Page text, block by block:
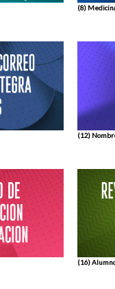
(8)
(12)
(16)